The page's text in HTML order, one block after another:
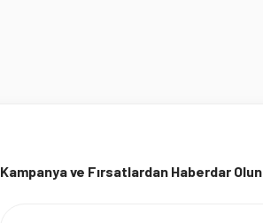
Kampanya ve Fırsatlardan Haberdar